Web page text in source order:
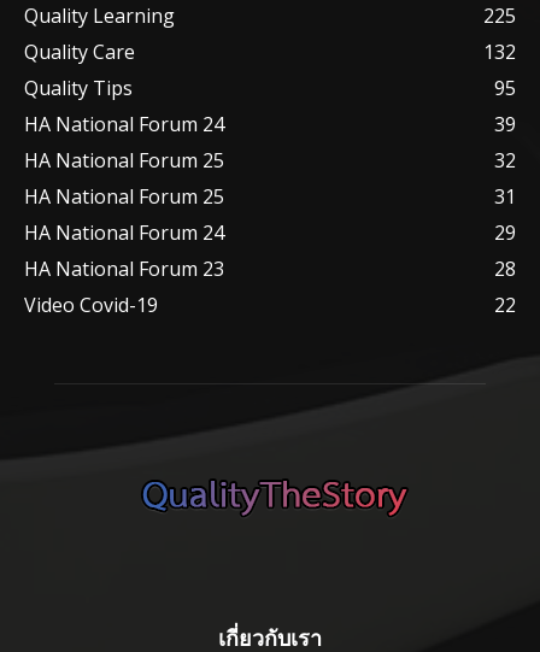
Quality Learning
225
Quality Care
132
Quality Tips
95
HA National Forum 24
39
HA National Forum 25
32
HA National Forum 25
31
HA National Forum 24
29
HA National Forum 23
28
Video Covid-19
22
เกี่ยวกับเรา